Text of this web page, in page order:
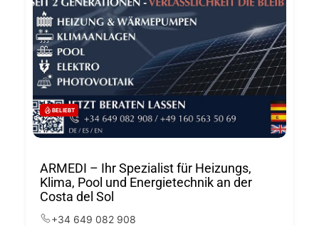
BELIEBT
ARMEDI – Ihr Spezialist für Heizungs,
Klima, Pool und Energietechnik an der
Costa del Sol
+34 649 082 908